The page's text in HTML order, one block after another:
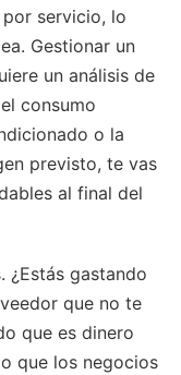
servicio, lo
Gestionar un
un análisis de
consumo
o la
previsto, te vas
al final del
¿Estás gastando
que no te
que es dinero
que los negocios